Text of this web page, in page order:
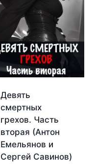
Девять
смертных
грехов. Часть
вторая (Антон
Емельянов и
Сергей Савинов)